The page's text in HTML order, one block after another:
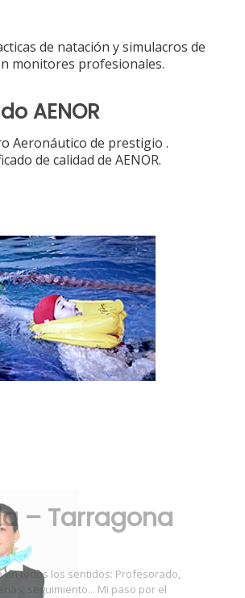
de natación y simulacros de
monitores profesionales.
AENOR
Aeronáutico de prestigio .
de calidad de AENOR.